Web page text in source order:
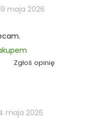
maja 2026
Zgłoś opinię
maja 2026